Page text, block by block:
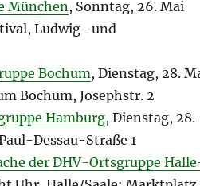
München, Sonntag, 26. Mai
Ludwig- und
Bochum, Dienstag, 28.
Bochum, Josephstr. 2
Hamburg, Dienstag, 28.
Dessau-Straße 1
der DHV-Ortsgruppe